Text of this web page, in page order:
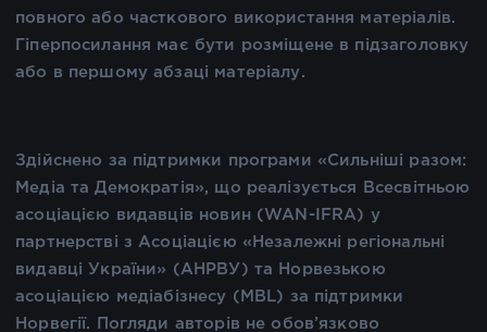
повного або часткового використання матеріалів.
Гіперпосилання має бути розміщене в підзаголовку
або в першому абзаці матеріалу.
Здійснено за підтримки програми «Сильніші разом:
Медіа та Демократія», що реалізується Всесвітньою
асоціацією видавців новин (WAN-IFRA) у
партнерстві з Асоціацією «Незалежні регіональні
видавці України» (АНРВУ) та Норвезькою
асоціацією медіабізнесу (MBL) за підтримки
Норвегії. Погляди авторів не обов’язково